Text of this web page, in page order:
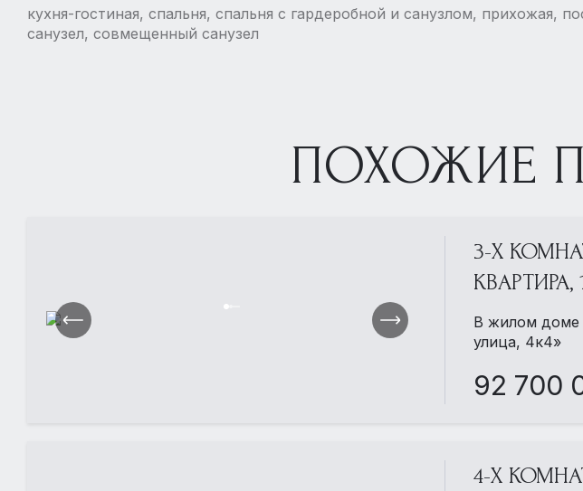
кухня-гостиная, спальня, спальня с гардеробной и санузлом, прихожая,
санузел, совмещенный санузел
ПОХОЖИЕ
3-Х
КВАРТИРА,
В жилом доме
улица, 4к4»
92 700
4-Х